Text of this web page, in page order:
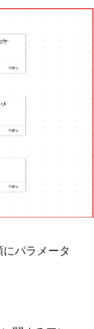
パラメータ